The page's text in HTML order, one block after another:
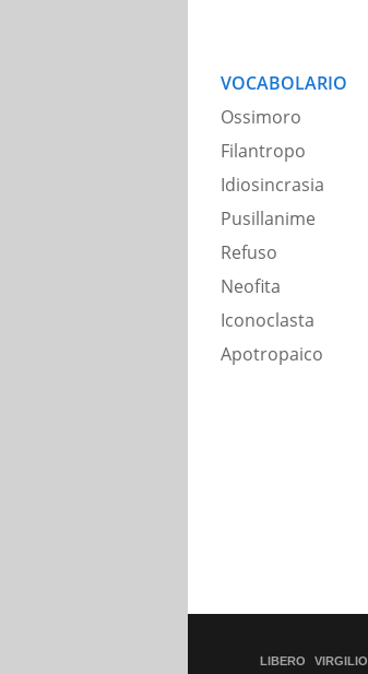
VOCABOLARIO
Ossimoro
Filantropo
Idiosincrasia
Pusillanime
Refuso
Neofita
Iconoclasta
Apotropaico
LIBERO VIRGILIO